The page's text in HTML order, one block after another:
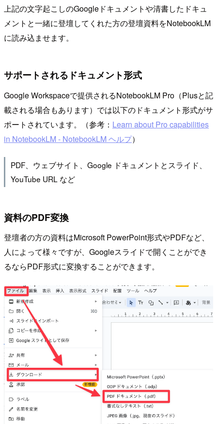
上記の文字起こしのGoogleドキュメントや清書したドキュ
メントと一緒に登壇してくれた方の登壇資料をNotebookLM
に読み込ませます。
サポートされるドキュメント形式
Google Workspaceで提供されるNotebookLM Pro（Plusと記
載される場合もあります）では以下のドキュメント形式がサ
ポートされています。（参考： Learn about Pro capabilities
in NotebookLM - NotebookLM ヘルプ）
PDF、ウェブサイト、Google ドキュメントとスライド、
YouTube URL など
資料のPDF変換
登壇者の方の資料はMicrosoft PowerPoint形式やPDFなど、
人によって様々ですが、Googleスライドで開くことができ
るならPDF形式に変換することができます。